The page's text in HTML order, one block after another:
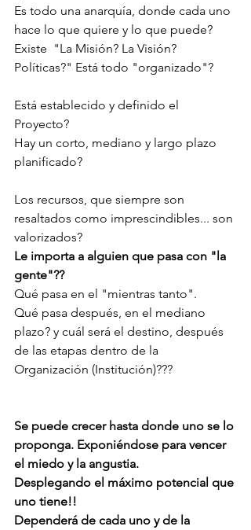
Es todo una anarquía, donde cada uno
hace lo que quiere y lo que puede?
Existe  "La Misión? La Visión?
Políticas?" Está todo "organizado"?
Está establecido y definido el
Proyecto?
Hay un corto, mediano y largo plazo
planificado?
Los recursos, que siempre son
resaltados como imprescindibles... son
valorizados?
Le importa a alguien que pasa con "la
gente"??
Qué pasa en el "mientras tanto".
Qué pasa después, en el mediano
plazo? y cuál será el destino, después
de las etapas dentro de la
Organización (Institución)???
Se puede crecer hasta donde uno se lo
proponga. Exponiéndose para vencer
el miedo y la angustia.
Desplegando el máximo potencial que
uno tiene!!
Dependerá de cada uno y de la